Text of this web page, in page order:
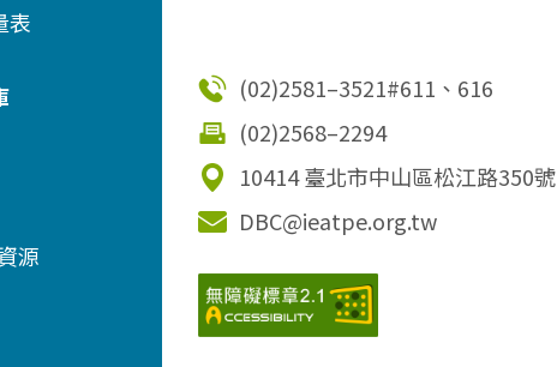
表
源
(02)2581–3521#611、616
(02)2568–2294
10414 臺北市中山區松江路350號
DBC@ieatpe.org.tw